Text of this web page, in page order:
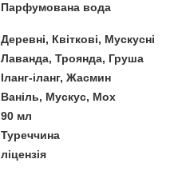
Парфумована вода
Деревні, Квіткові, Мускусні
Лаванда, Троянда, Груша
Іланг-іланг, Жасмин
Ваніль, Мускус, Мох
90 мл
Туреччина
ліцензія